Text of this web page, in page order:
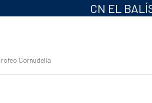
CN EL
Cornudella